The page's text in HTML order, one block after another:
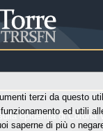
epidemia di Corona
terzi da questo
ed utili
saperne di più o